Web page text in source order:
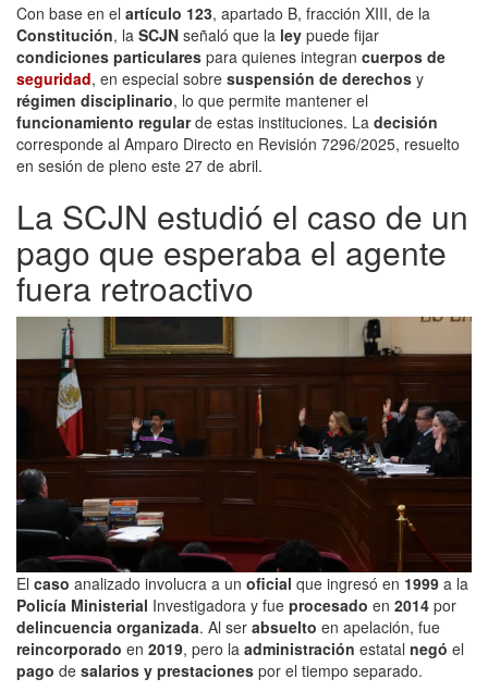
Con base en el artículo 123, apartado B, fracción XIII, de la
Constitución, la SCJN señaló que la ley puede fijar
condiciones particulares para quienes integran cuerpos de
seguridad, en especial sobre suspensión de derechos y
régimen disciplinario, lo que permite mantener el
funcionamiento regularde estas instituciones. La decisión
corresponde al Amparo Directo en Revisión 7296/2025, resuelto
en sesión de pleno este 27 de abril.
La SCJN estudió el caso de un
pago que esperaba el agente
fuera retroactivo
El caso analizado involucra a un oficial que ingresó en 1999 a la
Policía Ministerial Investigadora y fue procesado en 2014 por
delincuencia organizada. Al ser absuelto en apelación, fue
reincorporado en 2019, pero la administración estatal negó el
pago de salarios y prestaciones por el tiempo separado.